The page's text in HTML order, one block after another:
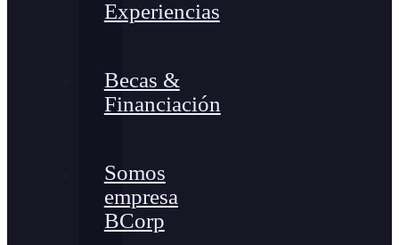
Experiencias
Becas &
Financiación
Somos
empresa
BCorp